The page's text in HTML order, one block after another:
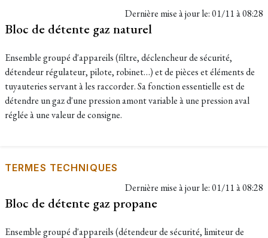
Dernière mise à jour le:01/11 à 08:28
Bloc de détente gaz naturel
Ensemble groupé d'appareils (filtre, déclencheur de sécurité,
détendeur régulateur, pilote, robinet…) et de pièces et éléments de
tuyauteries servant à les raccorder. Sa fonction essentielle est de
détendre un gaz d'une pression amont variable à une pression aval
réglée à une valeur de consigne.
TERMES TECHNIQUES
Dernière mise à jour le:01/11 à 08:28
Bloc de détente gaz propane
Ensemble groupé d'appareils (détendeur de sécurité, limiteur de